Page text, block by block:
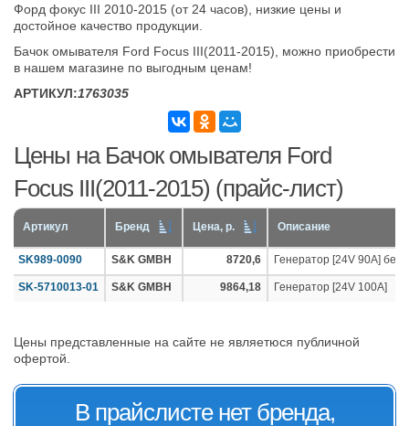
Форд фокус III 2010-2015 (от 24 часов), низкие цены и
достойное качество продукции.
Бачок омывателя Ford Focus III(2011-2015), можно приобрести
в нашем магазине по выгодным ценам!
АРТИКУЛ:1763035
Цены на Бачок омывателя Ford
Focus III(2011-2015) (прайс-лист)
Артикул Бренд Цена, р. Описание
SK989-0090 S&K GMBH 8720,6 Генератор [24V 90A] без
SK-5710013-01 S&K GMBH 9864,18 Генератор [24V 100A]
Цены представленные на сайте не являетюся публичной
офертой.
В прайслисте нет бренда,